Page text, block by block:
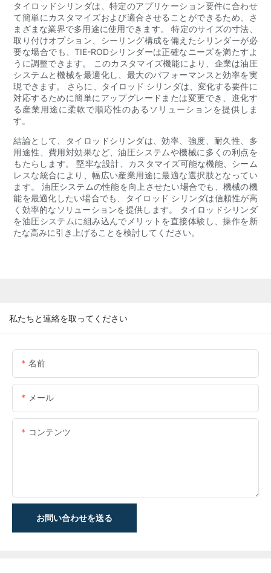
タイロッドシリンダは、特定のアプリケーション要件に合わせ
て簡単にカスタマイズおよび適合させることができるため、さ
まざまな業界で多用途に使用できます。 特定のサイズの寸法、
取り付けオプション、シーリング構成を備えたシリンダーが必
要な場合でも、TIE-RODシリンダーは正確なニーズを満たすよ
うに調整できます。 このカスタマイズ機能により、企業は油圧
システムと機械を最適化し、最大のパフォーマンスと効率を実
現できます。 さらに、タイロッド シリンダは、変化する要件に
対応するために簡単にアップグレードまたは変更でき、進化す
る産業用途に柔軟で順応性のあるソリューションを提供しま
す。
結論として、タイロッドシリンダは、効率、強度、耐久性、多
用途性、費用対効果など、油圧システムや機械に多くの利点を
もたらします。 堅牢な設計、カスタマイズ可能な機能、シーム
レスな統合により、幅広い産業用途に最適な選択肢となってい
ます。 油圧システムの性能を向上させたい場合でも、機械の機
能を最適化したい場合でも、タイロッド シリンダは信頼性が高
く効率的なソリューションを提供します。 タイロッドシリンダ
を油圧システムに組み込んでメリットを直接体験し、操作を新
たな高みに引き上げることを検討してください。
私たちと連絡を取ってください
名前
メール
コンテンツ
お問い合わせを送る